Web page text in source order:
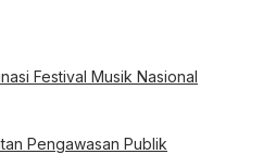
Festival Musik Nasional
Pengawasan Publik